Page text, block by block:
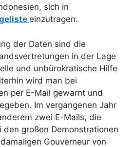
sich in
einzutragen.
der Daten sind die
in der Lage
und unbürokratische Hilfe
wird man bei
per E-Mail gewarnt und
Im vergangenen Jahr
zwei E-Mails, die
den großen Demonstrationen
Gouverneur von